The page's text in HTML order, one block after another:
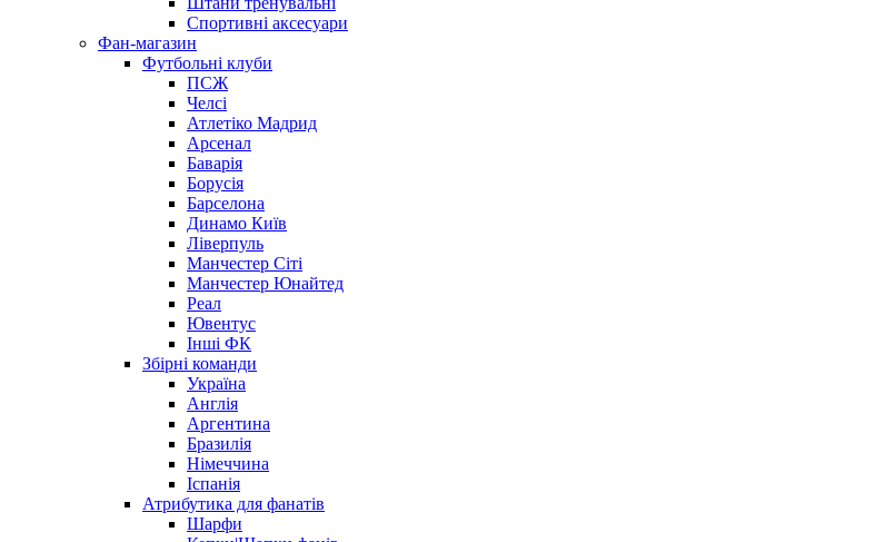
Спортивні аксесуари
Фан-магазин
Футбольні клуби
ПСЖ
Челсі
Атлетіко Мадрид
Арсенал
Баварія
Борусія
Барселона
Динамо Київ
Ліверпуль
Манчестер Сіті
Манчестер Юнайтед
Реал
Ювентус
Інші ФК
Збірні команди
Україна
Англія
Аргентина
Бразилія
Німеччина
Іспанія
Атрибутика для фанатів
Шарфи